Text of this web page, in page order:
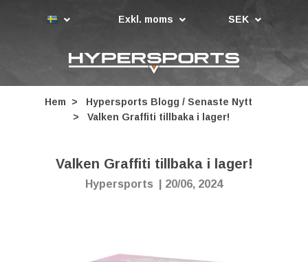
Exkl. moms SEK
Hem
Hypersports Blogg / Senaste Nytt
Valken Graffiti tillbaka i lager!
Valken Graffiti tillbaka i lager!
Hypersports 20/06, 2024